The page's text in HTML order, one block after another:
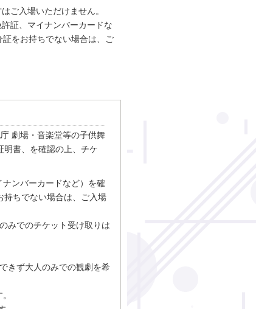
ご入場いただけません。
証、マイナンバーカードな
をお持ちでない場合は、ご
劇場・音楽堂等の子供舞
書、を確認の上、チケ
ンバーカードなど）を確
持ちでない場合は、ご入場
みでのチケット受け取りは
きず大人のみでの観劇を希